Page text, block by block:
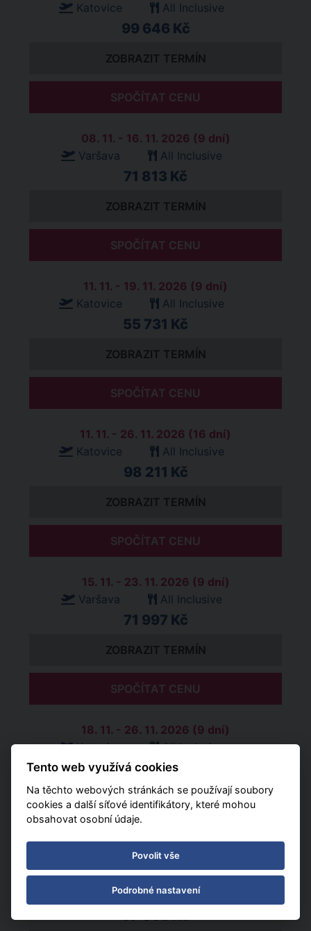
Katovice
All Inclusive
99 646 Kč
ZOBRAZIT TERMÍN
SPOČÍTAT CENU
08. 11. - 16. 11. 2026 (9 dní)
Varšava
All Inclusive
71 813 Kč
ZOBRAZIT TERMÍN
SPOČÍTAT CENU
11. 11. - 19. 11. 2026 (9 dní)
Katovice
All Inclusive
55 731 Kč
ZOBRAZIT TERMÍN
SPOČÍTAT CENU
11. 11. - 26. 11. 2026 (16 dní)
Katovice
All Inclusive
98 211 Kč
ZOBRAZIT TERMÍN
SPOČÍTAT CENU
15. 11. - 23. 11. 2026 (9 dní)
Varšava
All Inclusive
71 997 Kč
ZOBRAZIT TERMÍN
SPOČÍTAT CENU
18. 11. - 26. 11. 2026 (9 dní)
Katovice
All Inclusive
54 478 Kč
ZOBRAZIT TERMÍN
18. 11. - 03. 12. 2026 (16 dní)
Katovice
All Inclusive
97 053 Kč
Tento web využívá cookies
Na těchto webových stránkách se používají soubory
cookies a další síťové identifikátory, které mohou
obsahovat osobní údaje.
Povolit vše
Podrobné nastavení